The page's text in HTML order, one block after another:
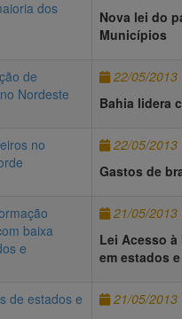
Nova lei do
Municípios
22/05/2013
Bahia lidera
22/05/2013
Gastos de
21/05/2013
Lei Acesso
em estados
21/05/2013